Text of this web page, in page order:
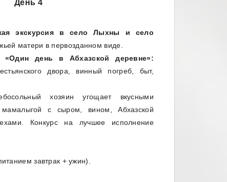
День 4
экскурсия в село Лыхны и село
матери в первозданном виде.
«Один день в Абхазской деревне»:
двора, винный погреб, быт,
хозяин угощает вкусными
мамалыгой с сыром, вином, Абхазской
Конкурс на лучшее исполнение
завтрак + ужин).